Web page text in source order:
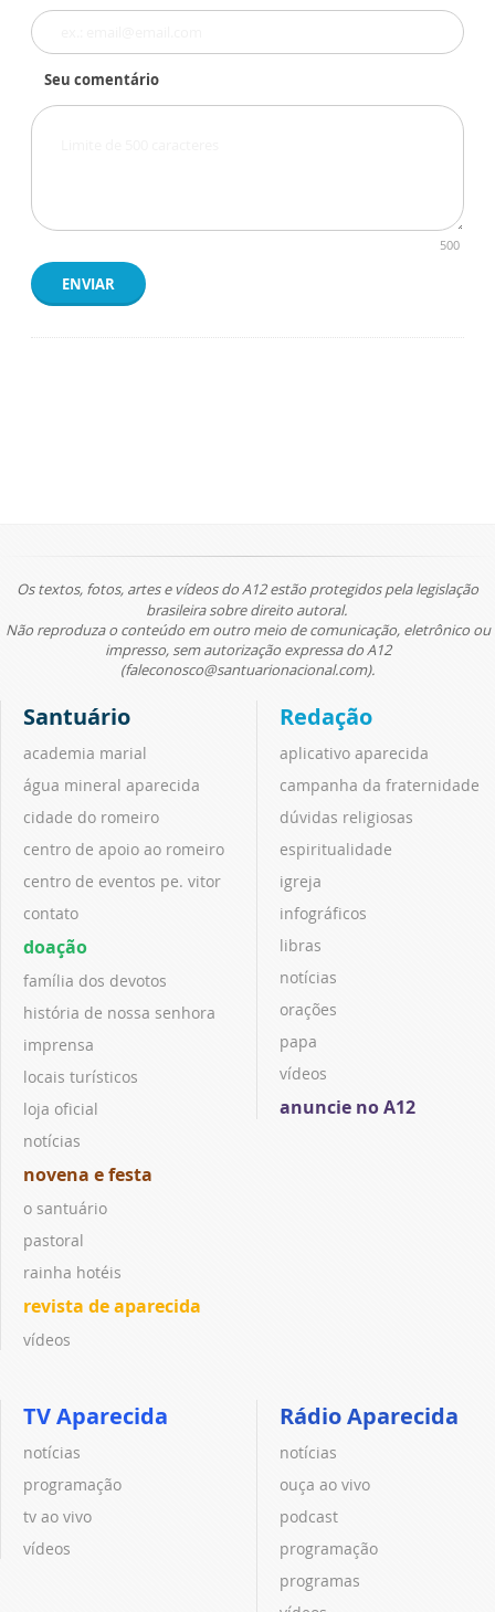
Seu comentário
500
ENVIAR
Os textos, fotos, artes e vídeos do A12 estão protegidos pela legislação
brasileira sobre direito autoral.
Não reproduza o conteúdo em outro meio de comunicação, eletrônico ou
impresso, sem autorização expressa do A12
(faleconosco@santuarionacional.com).
Santuário
academia marial
água mineral aparecida
cidade do romeiro
centro de apoio ao romeiro
centro de eventos pe. vitor
contato
doação
família dos devotos
história de nossa senhora
imprensa
locais turísticos
loja oficial
notícias
novena e festa
o santuário
pastoral
rainha hotéis
revista de aparecida
vídeos
Redação
aplicativo aparecida
campanha da fraternidade
dúvidas religiosas
espiritualidade
igreja
infográficos
libras
notícias
orações
papa
vídeos
anuncie no A12
TV Aparecida
notícias
programação
tv ao vivo
vídeos
Rádio Aparecida
notícias
ouça ao vivo
podcast
programação
programas